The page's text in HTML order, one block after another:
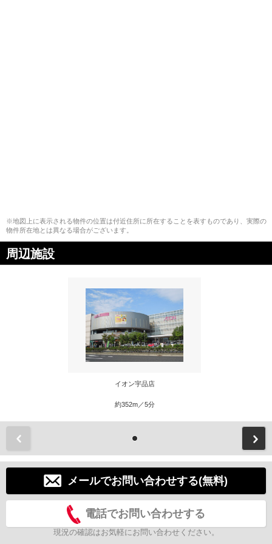
※地図上に表示される物件の位置は付近住所に所在することを表すものであり、実際の
物件所在地とは異なる場合がございます。
周辺施設
イオン宇品店
約352m／5分
メールでお問い合わせする(無料)
電話でお問い合わせする
現況の確認はお気軽にお問い合わせください。